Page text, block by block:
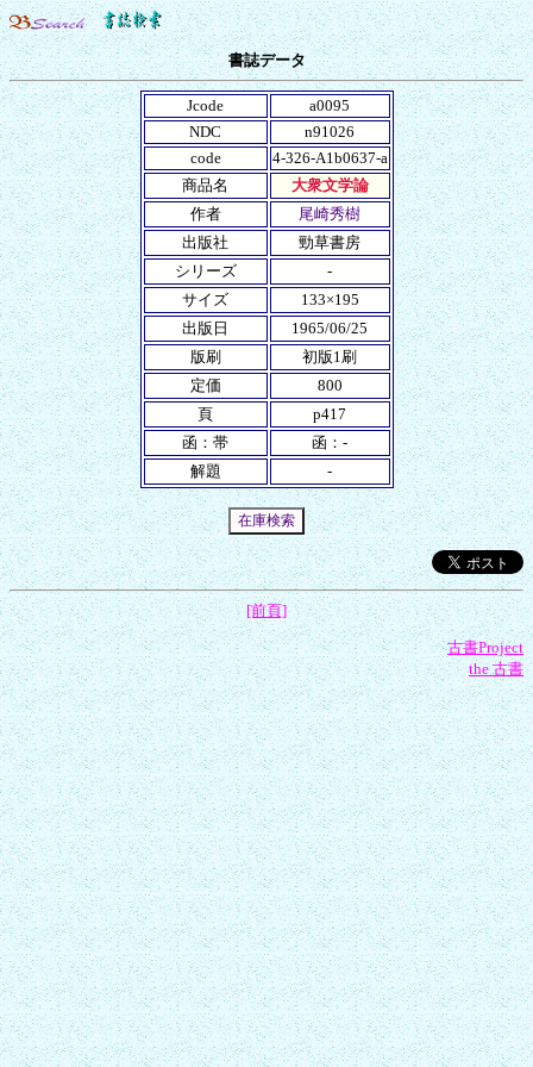
書誌データ
Jcode
a0095
NDC
n91026
code
4-326-A1b0637-a
商品名
大衆文学論
作者
尾崎秀樹
出版社
勁草書房
シリーズ
-
サイズ
133×195
出版日
1965/06/25
版刷
初版1刷
定価
800
頁
p417
函：帯
函：-
解題
-
[前頁]
古書Project
the 古書